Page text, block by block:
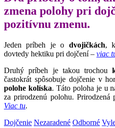
zmena polohy pri
pozitívnu zmenu.
Jeden príbeh je o dvojičkách,
dovtedy hektiku pri dojčení – viac
Druhý príbeh je takou trochou
častokrát spôsobuje dojčenie v
polohe kolíska. Táto poloha je u
za prirodzenú polohu. Prirodzená
Viac tu.
Dojčenie Nezaradené Odborné